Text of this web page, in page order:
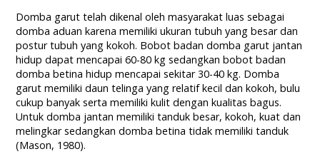
Domba garut telah dikenal oleh masyarakat luas sebagai
domba aduan karena memiliki ukuran tubuh yang besar dan
postur tubuh yang kokoh. Bobot badan domba garut jantan
hidup dapat mencapai 60-80 kg sedangkan bobot badan
domba betina hidup mencapai sekitar 30-40 kg. Domba
garut memiliki daun telinga yang relatif kecil dan kokoh, bulu
cukup banyak serta memiliki kulit dengan kualitas bagus.
Untuk domba jantan memiliki tanduk besar, kokoh, kuat dan
melingkar sedangkan domba betina tidak memiliki tanduk
(Mason, 1980).